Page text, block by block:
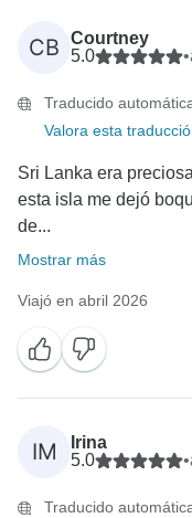
CB
Courtney
5.0
•
Traducido
Valora esta
Sri Lanka era
esta isla me dejó
de...
Mostrar más
Viajó en abril 2026
IM
Irina
5.0
•
Traducido